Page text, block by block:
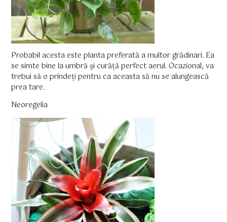
Probabil acesta este planta preferată a multor grădinari. Ea
se simte bine la umbră şi curăță perfect aerul. Ocazional, va
trebui să o prindeți pentru ca aceasta să nu se alungească
prea tare.
Neoregelia